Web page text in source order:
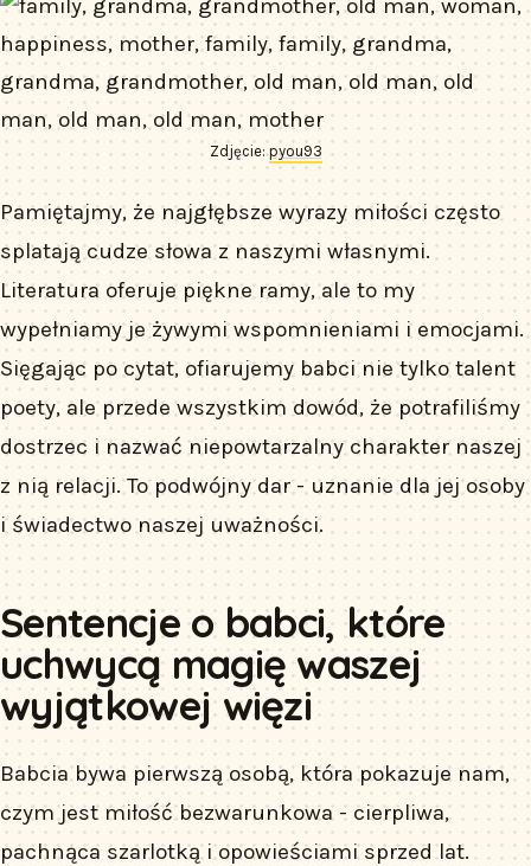
Zdjęcie:pyou93
Pamiętajmy, że najgłębsze wyrazy miłości często
splatają cudze słowa z naszymi własnymi.
Literatura oferuje piękne ramy, ale to my
wypełniamy je żywymi wspomnieniami i emocjami.
Sięgając po cytat, ofiarujemy babci nie tylko talent
poety, ale przede wszystkim dowód, że potrafiliśmy
dostrzec i nazwać niepowtarzalny charakter naszej
z nią relacji. To podwójny dar - uznanie dla jej osoby
i świadectwo naszej uważności.
Sentencje o babci, które
uchwycą magię waszej
wyjątkowej więzi
Babcia bywa pierwszą osobą, która pokazuje nam,
czym jest miłość bezwarunkowa - cierpliwa,
pachnąca szarlotką i opowieściami sprzed lat.